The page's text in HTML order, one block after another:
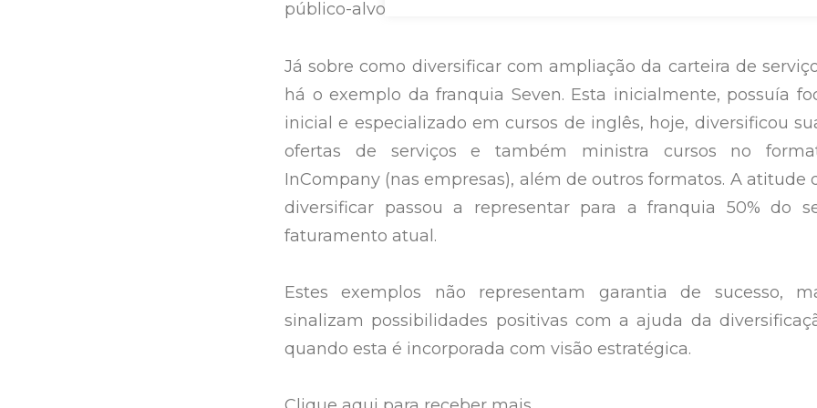
público-alvo.
Já sobre como diversificar com ampliação da carteira de
há o exemplo da franquia Seven. Esta inicialmente, possuía
inicial e especializado em cursos de inglês, hoje, diversificou
ofertas de serviços e também ministra cursos no
InCompany (nas empresas), além de outros formatos. A atitude
diversificar passou a representar para a franquia 50% do
faturamento atual.
Estes exemplos não representam garantia de sucesso,
sinalizam possibilidades positivas com a ajuda da
quando esta é incorporada com visão estratégica.